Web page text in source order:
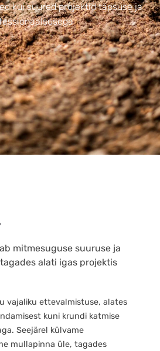
kui suured projektid täpsuse ja
mitmesuguse suuruse ja
alati igas projektis
vajaliku ettevalmistuse, alates
kuni krundi katmise
Seejärel külvame
mullapinna üle, tagades